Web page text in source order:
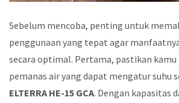
Sebelum mencoba, penting untuk
penggunaan yang tepat agar
secara optimal. Pertama, pastikan
pemanas air yang dapat mengatur suhu
ELTERRA HE-15 GCA. Dengan kapasitas